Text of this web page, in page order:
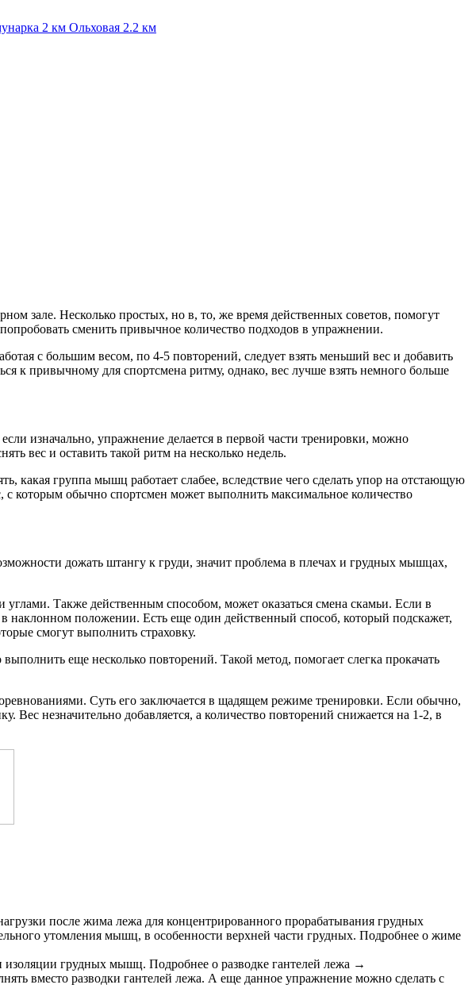
2 км Ольховая 2.2 км
зале. Несколько простых, но в, то, же время действенных советов, помогут
сменить привычное количество подходов в упражнении.
с большим весом, по 4-5 повторений, следует взять меньший вес и добавить
к привычному для спортсмена ритму, однако, вес лучше взять немного больше
изначально, упражнение делается в первой части тренировки, можно
вес и оставить такой ритм на несколько недель.
какая группа мышц работает слабее, вследствие чего сделать упор на отстающую
с которым обычно спортсмен может выполнить максимальное количество
дожать штангу к груди, значит проблема в плечах и грудных мышцах,
Также действенным способом, может оказаться смена скамьи. Если в
наклонном положении. Есть еще один действенный способ, который подскажет,
смогут выполнить страховку.
еще несколько повторений. Такой метод, помогает слегка прокачать
Суть его заключается в щадящем режиме тренировки. Если обычно,
Вес незначительно добавляется, а количество повторений снижается на 1-2, в
после жима лежа для концентрированного прорабатывания грудных
утомления мышц, в особенности верхней части грудных. Подробнее о жиме
изоляции грудных мышц. Подробнее о разводке гантелей лежа →
вместо разводки гантелей лежа. А еще данное упражнение можно сделать с